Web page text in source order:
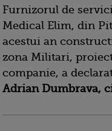
Furnizorul de
Medical Elim, din
acestui an
zona Militari,
companie, a
Adrian Dumbrava,